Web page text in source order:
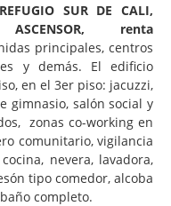
SUR DE CALI,
renta
principales, centros
y demás. El edificio
en el 3er piso: jacuzzi,
gimnasio, salón social y
zonas co-working en
comunitario, vigilancia
nevera, lavadora,
tipo comedor, alcoba
completo.